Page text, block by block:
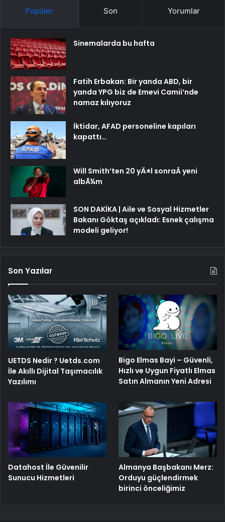
Popüler Son Yorumlar
Sinemalarda bu hafta
Fatih Erbakan: Bir yanda ABD, bir
yanda YPG biz de Emevi Camii’nde
namaz kılıyoruz
İktidar, AFAD personeline kapıları
kapattı…
Will Smith’ten 20 yÄ±l sonraÂ yeni
albÃ¼m
SON DAKİKA | Aile ve Sosyal Hizmetler
Bakanı Göktaş açıkladı: Esnek çalışma
modeli geliyor!
Son Yazılar
UETDS Nedir ? Uetds.com
İle Akıllı Dijital Taşımacılık
Yazılımı
Bigo Elmas Bayi – Güvenli,
Hızlı ve Uygun Fiyatlı Elmas
Satın Almanın Yeni Adresi
Datahost İle Güvenilir
Sunucu Hizmetleri
Almanya Başbakanı Merz:
Orduyu güçlendirmek
birinci önceliğimiz